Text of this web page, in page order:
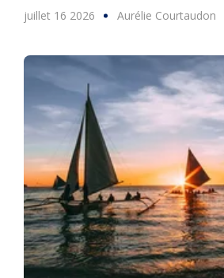
juillet 16 2026 Aurélie Courtaudon